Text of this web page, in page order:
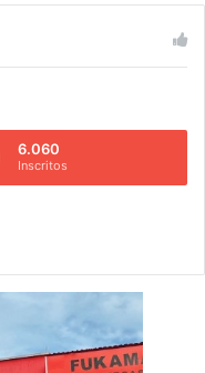
6.060
Inscritos